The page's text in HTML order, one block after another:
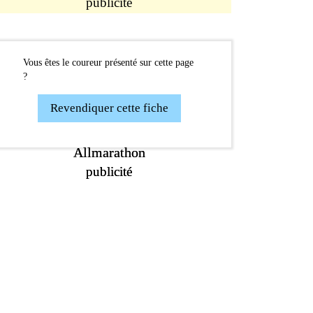
Vous êtes le coureur présenté sur cette page
?
Revendiquer cette fiche
Allmarathon
publicité
Allmarathon
publicité